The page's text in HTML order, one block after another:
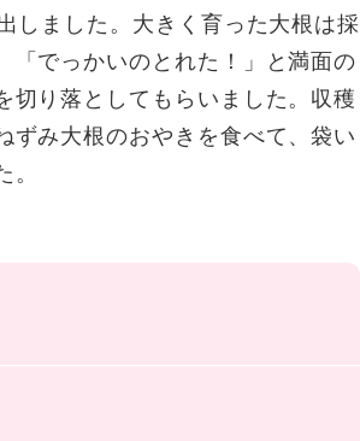
しました。大きく育った大根は採
「でっかいのとれた！」と満面の
切り落としてもらいました。収穫
ずみ大根のおやきを食べて、袋い